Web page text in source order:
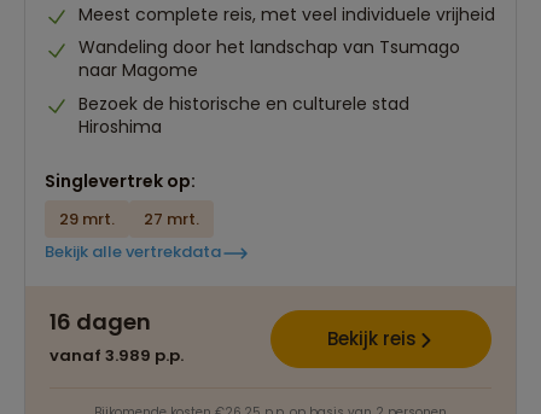
Meest complete reis, met veel individuele vrijheid
Wandeling door het landschap van Tsumago
naar Magome
Bezoek de historische en culturele stad
Hiroshima
Singlevertrek op:
29 mrt.
27 mrt.
Bekijk alle vertrekdata
16 dagen
vanaf 3.989 p.p.
Bekijk reis
Best beoordeelde reisroutes
Het grootste reisaanbod
Persoonlijk én deskundig reisadvies